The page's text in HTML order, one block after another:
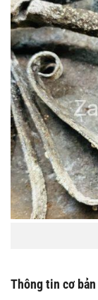
Thông tin cơ bản